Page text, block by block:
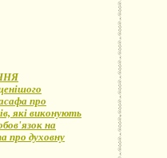
про
які виконують
на
про духовну